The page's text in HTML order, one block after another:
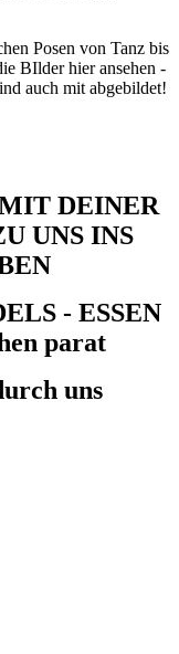
Posen von Tanz bis
BIlder hier ansehen -
auch mit abgebildet!
DEINER
UNS INS
- ESSEN
parat
uns